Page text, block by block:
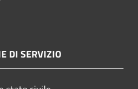
DI SERVIZIO